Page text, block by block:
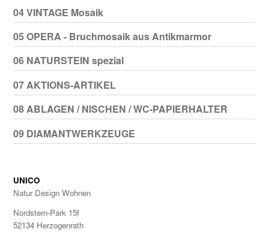
04 VINTAGE Mosaik
05 OPERA - Bruchmosaik aus Antikmarmor
06 NATURSTEIN spezial
07 AKTIONS-ARTIKEL
08 ABLAGEN / NISCHEN / WC-PAPIERHALTER
09 DIAMANTWERKZEUGE
UNICO
Natur Design Wohnen
Nordstern-Park 15f
52134 Herzogenrath